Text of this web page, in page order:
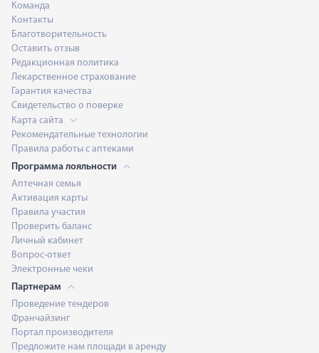
Команда
Контакты
Благотворительность
Оставить отзыв
Редакционная политика
Лекарственное страхование
Гарантия качества
Свидетельство о поверке
Карта сайта
Рекомендательные технологии
Правила работы с аптеками
Программа лояльности
Аптечная семья
Активация карты
Правила участия
Проверить баланс
Личный кабинет
Вопрос-ответ
Электронные чеки
Партнерам
Проведение тендеров
Франчайзинг
Портал производителя
Предложите нам площади в аренду